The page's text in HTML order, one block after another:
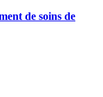
de soins de